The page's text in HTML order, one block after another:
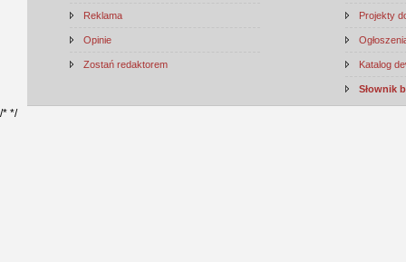
Reklama
Opinie
Zostań redaktorem
Projekty
Katalog
Słownik
/* */